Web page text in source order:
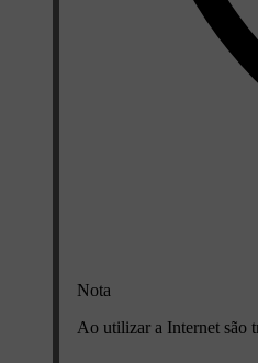
Nota
Ao utilizar a Internet são